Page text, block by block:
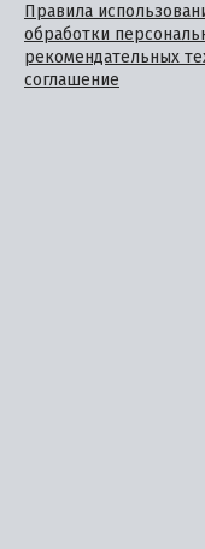
Правила
обработки
рекомендательных
соглашение